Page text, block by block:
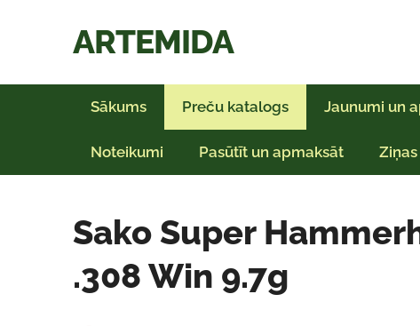
ARTEMIDA
Sākums Preču katalogs Jaunumi un
Noteikumi Pasūtīt un apmaksāt Ziņas
Sako Super
.308 Win 9.7g